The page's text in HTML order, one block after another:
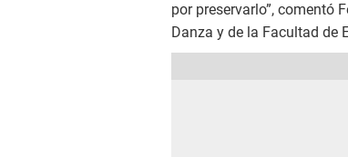
por preservarlo”, comentó
Danza y de la Facultad de